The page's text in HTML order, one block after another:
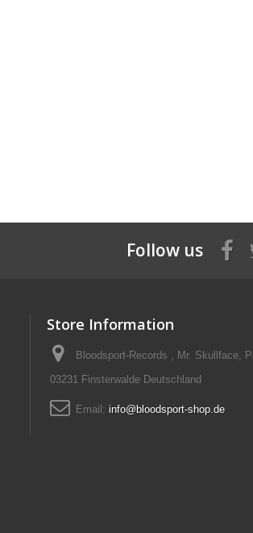
Follow us
Store Information
Bloodsport-Records , Mr. Skullface,
03231 Finsterwalde Deutschland
Email: info@bloodsport-shop.de